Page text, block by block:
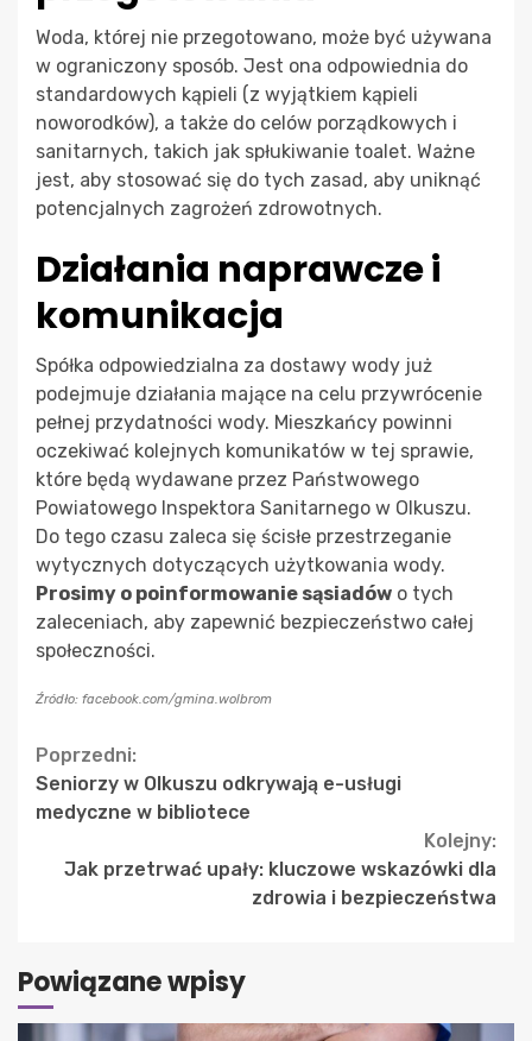
Woda, której nie przegotowano, może być używana
w ograniczony sposób. Jest ona odpowiednia do
standardowych kąpieli (z wyjątkiem kąpieli
noworodków), a także do celów porządkowych i
sanitarnych, takich jak spłukiwanie toalet. Ważne
jest, aby stosować się do tych zasad, aby uniknąć
potencjalnych zagrożeń zdrowotnych.
Działania naprawcze i
komunikacja
Spółka odpowiedzialna za dostawy wody już
podejmuje działania mające na celu przywrócenie
pełnej przydatności wody. Mieszkańcy powinni
oczekiwać kolejnych komunikatów w tej sprawie,
które będą wydawane przez Państwowego
Powiatowego Inspektora Sanitarnego w Olkuszu.
Do tego czasu zaleca się ścisłe przestrzeganie
wytycznych dotyczących użytkowania wody.
Prosimy o poinformowanie sąsiadów o tych
zaleceniach, aby zapewnić bezpieczeństwo całej
społeczności.
Źródło: facebook.com/gmina.wolbrom
Continue
Reading
Poprzedni:
Seniorzy w Olkuszu odkrywają e-usługi
medyczne w bibliotece
Kolejny:
Jak przetrwać upały: kluczowe wskazówki dla
zdrowia i bezpieczeństwa
Powiązane wpisy